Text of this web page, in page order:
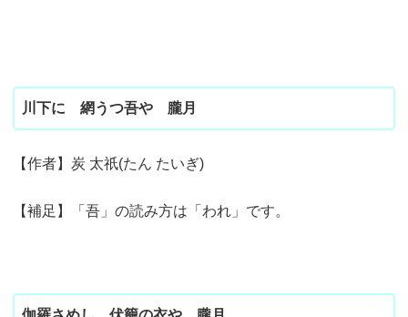
川下に 網うつ吾や 朧月
【作者】炭 太祇(たん たいぎ)
【補足】「吾」の読み方は「われ」です。